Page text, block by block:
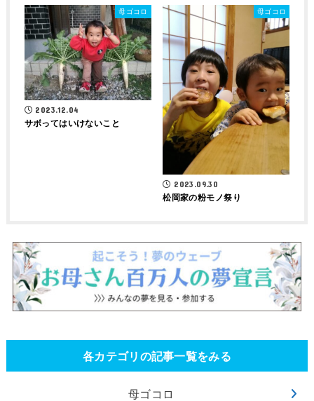
母ゴコロ
2023.12.04
サボってはいけないこと
母ゴコロ
2023.09.30
松岡家の粉モノ祭り
各カテゴリの記事一覧をみる
母ゴコロ